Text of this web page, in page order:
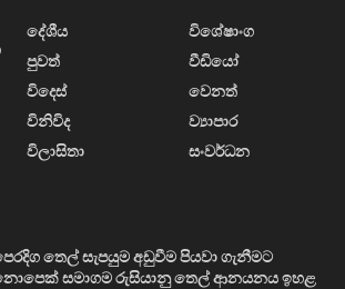
දේශීය
පුවත්
විදෙස්
විනිවිද
විලාසිතා
විශේෂාංග
වීඩියෝ
වෙනත්
ව්‍යාපාර
සංවර්ධන
තෙල් සැපයුම අඩුවීම පියවා ගැනීමට
සමාගම රුසියානු තෙල් ආනයනය ඉහළ